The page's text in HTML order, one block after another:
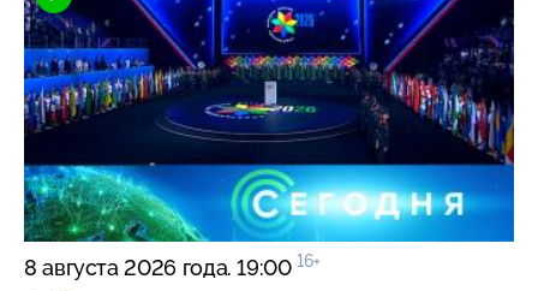
8 августа 2026 года. 19:00 16+